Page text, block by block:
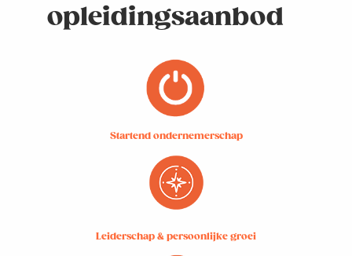
opleidingsaanbod
Startend ondernemerschap
Leiderschap & persoonlijke groei